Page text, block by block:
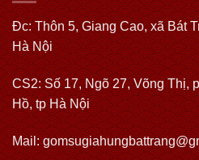
Đc: Thôn 5, Giang Cao, xã Bát
Hà Nội
CS2: Số 17, Ngõ 27, Võng Thị,
Hồ, tp Hà Nội
Mail: